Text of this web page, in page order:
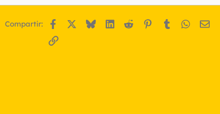
Compartir: Facebook BlueskyLinkedIn
Reddit Pinterest
Tumblr
Enlace